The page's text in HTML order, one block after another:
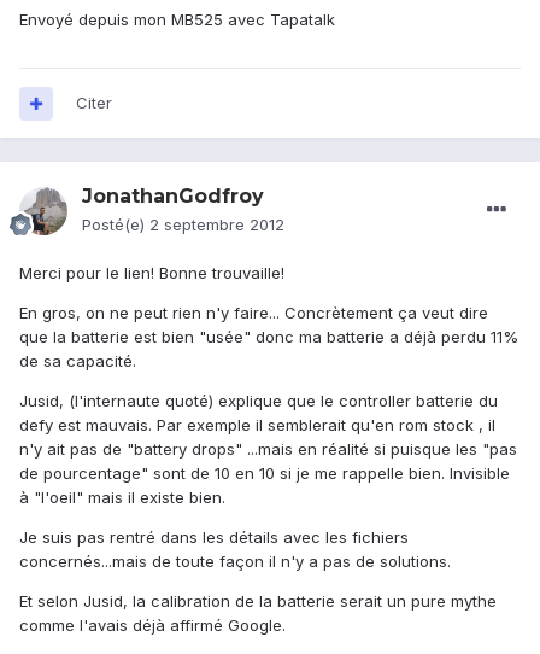
Envoyé depuis mon MB525 avec Tapatalk
Citer
JonathanGodfroy
Posté(e) 2 septembre 2012
Merci pour le lien! Bonne trouvaille!
En gros, on ne peut rien n'y faire... Concrètement ça veut dire
que la batterie est bien "usée" donc ma batterie a déjà perdu 11%
de sa capacité.
Jusid, (l'internaute quoté) explique que le controller batterie du
defy est mauvais. Par exemple il semblerait qu'en rom stock , il
n'y ait pas de "battery drops" ...mais en réalité si puisque les "pas
de pourcentage" sont de 10 en 10 si je me rappelle bien. Invisible
à "l'oeil" mais il existe bien.
Je suis pas rentré dans les détails avec les fichiers
concernés...mais de toute façon il n'y a pas de solutions.
Et selon Jusid, la calibration de la batterie serait un pure mythe
comme l'avais déjà affirmé Google.